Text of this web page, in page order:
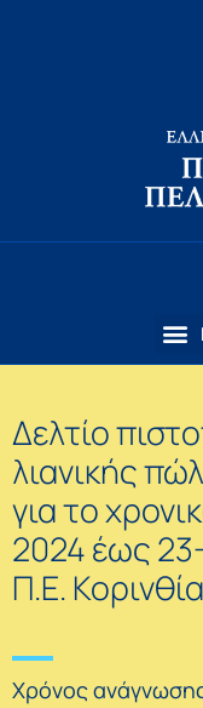
Δελτίο
λιανικής
για το
2024 έως
Π.Ε.
Χρόνος